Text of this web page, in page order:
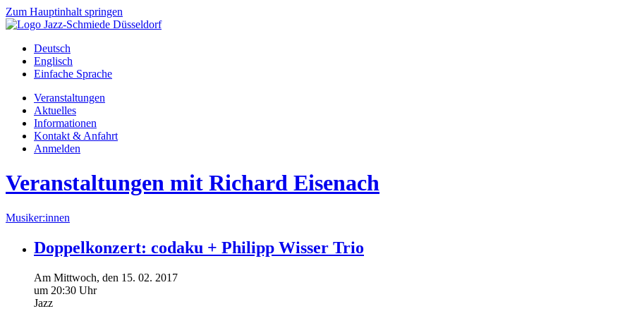
Zum Hauptinhalt springen
Deutsch
Englisch
Einfache Sprache
Veranstaltungen
Aktuelles
Informationen
Kontakt & Anfahrt
Anmelden
Veranstaltungen mit Richard Eisenach
Musiker:innen
Doppelkonzert: codaku + Philipp Wisser Trio
Am Mittwoch, den 15. 02. 2017
um 20:30 Uhr
Jazz